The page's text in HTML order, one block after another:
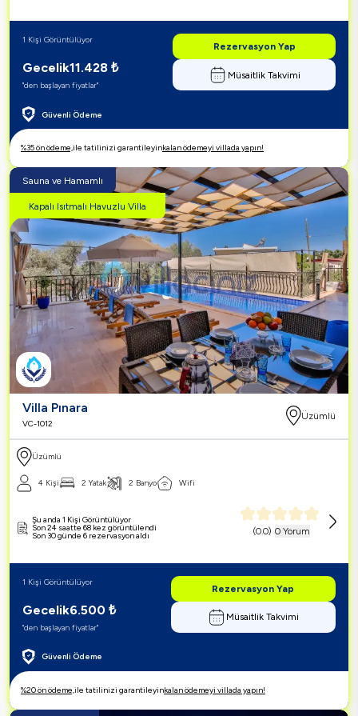
Güvenli Ödeme
Gecelik11.428 ₺
"den başlayan fiyatlar"
1 Kişi Görüntülüyor
Rezervasyon Yap
Müsaitlik Takvimi
%35 ön ödeme,ile tatilinizi garantileyinkalan ödemeyi villada yapın!
Sauna ve Hamamlı
Kapalı Isıtmalı Havuzlu Villa
Villa Pınara
VC-1012
Üzümlü
Üzümlü
4 Kişi 2 Yatak 2 Banyo Wifi
(0.0) 0 Yorum
Şu anda 1 Kişi Görüntülüyor
Son 24 saatte 68 kez görüntülendi
Son 30 günde 6 rezervasyon aldı
Güvenli Ödeme
Gecelik6.500 ₺
"den başlayan fiyatlar"
1 Kişi Görüntülüyor
Rezervasyon Yap
Müsaitlik Takvimi
%20 ön ödeme,ile tatilinizi garantileyinkalan ödemeyi villada yapın!